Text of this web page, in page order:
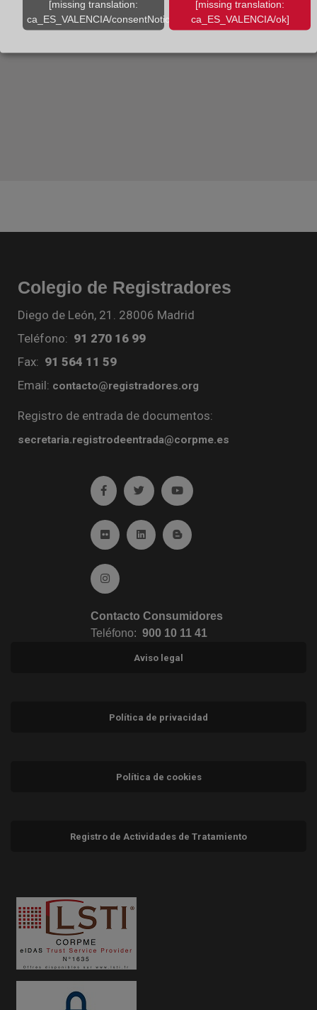
Colegio de Registradores
Diego de León, 21. 28006 Madrid
Teléfono: 91 270 16 99
Fax: 91 564 11 59
Email: contacto@registradores.org
Registro de entrada de documentos:
secretaria.registrodeentrada@corpme.es
Ir a facebook (abre en ventana nueva)
Ir a twitter (abre en ventana nueva)
Ir a YouTube (abre en
Ir a Flickr (abre en ventana nueva)
Ir a Linkedin (abre en ventana nueva)
Ir al Blog (abre en ventana
Ir a Instagram (abre en ventana nueva)
Contacto Consumidores
Teléfono: 900 10 11 41
Aviso legal
Política de privacidad
Política de cookies
Registro de Actividades de Tratamiento
[missing translation:
ca_ES_VALENCIA/consentNotice/learnMore]
[missing translation:
ca_ES_VALENCIA/ok]